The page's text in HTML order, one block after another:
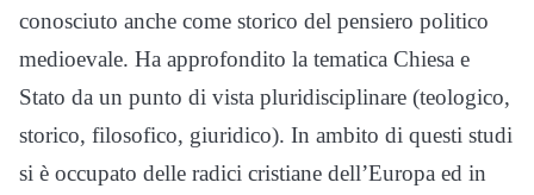
conosciuto anche come storico del pensiero politico
medioevale. Ha approfondito la tematica Chiesa e
Stato da un punto di vista pluridisciplinare (teologico,
storico, filosofico, giuridico). In ambito di questi studi
si è occupato delle radici cristiane dell’Europa ed in